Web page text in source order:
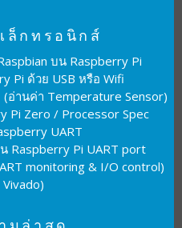
ล็กทรอนิกส์
บน Raspberry Pi
Pi ด้วย USB หรือ Wifi
อ่านค่า Temperature Sensor)
Pi Zero / Processor Spec
UART
Raspberry Pi UART port
monitoring & I/O control)